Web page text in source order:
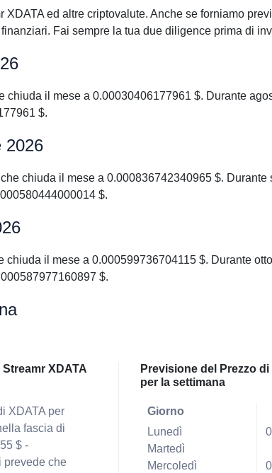
ed altre criptovalute. Anche se forniamo
Fai sempre la tua due diligence prima di
il mese a 0.00030406177961 $. Durante
$.
2026
chiuda il mese a 0.000836742340965 $. Durante
$.
il mese a 0.000599736704115 $. Durante
$.
XDATA
XDATA per
fascia di
$ -
prevede che
Previsione del Prezzo
per la settimana
Giorno
Lunedì
Martedì
Mercoledì